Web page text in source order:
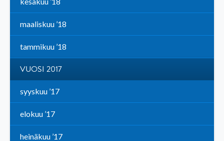
maaliskuu ’18
tammikuu ’18
VUOSI 2017
syyskuu ’17
elokuu ’17
heinäkuu ’17